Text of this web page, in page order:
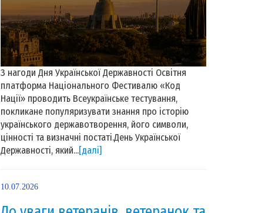
З нагоди Дня Української Державності Освітня
платформа Національного Фестивалю «Код
Нації» проводить Всеукраїнське тестування,
покликане популяризувати знання про історію
українського державотворення, його символи,
цінності та визначні постаті.День Української
Державності, який...[далі]
10.07.2026